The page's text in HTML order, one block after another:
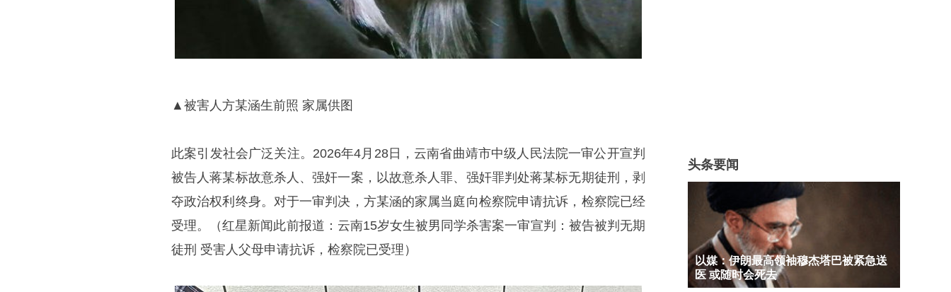
▲被害人方某涵生前照 家属供图
此案引发社会广泛关注。2026年4月28日，云南省曲靖市中级人民法院一审公开宣判
被告人蒋某标故意杀人、强奸一案，以故意杀人罪、强奸罪判处蒋某标无期徒刑，剥
夺政治权利终身。对于一审判决，方某涵的家属当庭向检察院申请抗诉，检察院已经
受理。（红星新闻此前报道：云南15岁女生被男同学杀害案一审宣判：被告被判无期
徒刑 受害人父母申请抗诉，检察院已受理）
头条要闻
以媒：伊朗最高领袖穆杰塔巴被紧急送
医 或随时会死去